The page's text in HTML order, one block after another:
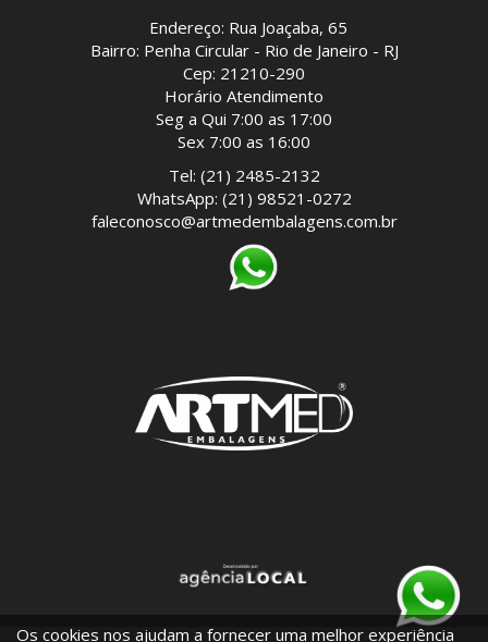
Os cookies nos ajudam a fornecer uma melhor experiência
Endereço: Rua Joaçaba, 65
Bairro: Penha Circular - Rio de Janeiro - RJ
Cep: 21210-290
Horário Atendimento
Seg a Qui 7:00 as 17:00
Sex 7:00 as 16:00
Tel: (21) 2485-2132
WhatsApp: (21) 98521-0272
faleconosco@artmedembalagens.com.br